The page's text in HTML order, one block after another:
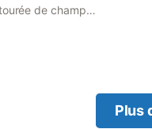
de champ,
garantit une
les rivières
Plus